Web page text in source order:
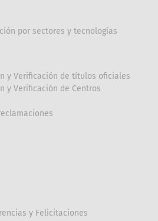
por sectores y tecnologías
y Verificación de títulos oficiales
y Verificación de Centros
y Felicitaciones